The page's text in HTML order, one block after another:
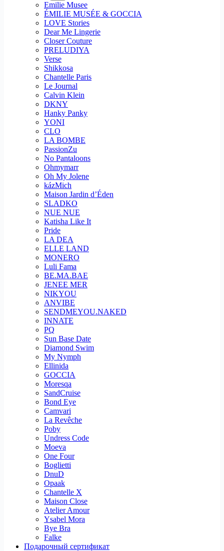
Emilie Musee
ÉMILIE MUSÉE & GOCCIA
LOVE Stories
Dear Me Lingerie
Closer Couture
PRELUDIYA
Verse
Shikkosa
Chantelle Paris
Le Journal
Calvin Klein
DKNY
Hanky Panky
YONI
CLO
LA BOMBE
PassionZu
No Pantaloons
Ohmymarr
Oh My Jolene
kázMich
Maison Jardin d’Éden
SLADKO
NUE NUE
Katisha Like It
Pride
LA DEA
ELLE LAND
MONERO
Luli Fama
BE.MA.BAE
JENEE MER
NIKYOU
ANVIBE
SENDMEYOU.NAKED
INNATE
PQ
Sun Base Date
Diamond Swim
My Nymph
Ellinida
GOCCIA
Moresqa
SandCruise
Bond Eye
Camvari
La Revêche
Poby
Undress Code
Moeva
One Four
Boglietti
DnuD
Opaak
Chantelle X
Maison Close
Atelier Amour
Ysabel Mora
Bye Bra
Falke
Подарочный сертификат